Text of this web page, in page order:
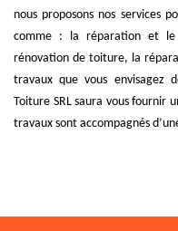
nous proposons nos services
comme : la réparation et
rénovation de toiture, la
travaux que vous envisagez
Toiture SRL saura vous fournir
travaux sont accompagnés